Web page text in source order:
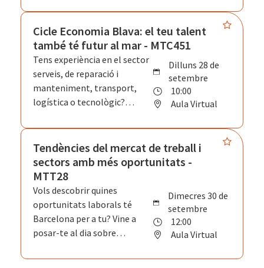
combinarà una presentació
introductòria amb una visita
guiada per les instal·lacions
per entendre el
funcionament d'una drassana
especialitzada que dona
servei a més de 100
embarcacions cada any.
competències cal reforçar
per aprofitar les
oportunitats que la IA està
generant en el mercat de
treball present i futur.
Cicle Economia Blava: el teu talent
també té futur al mar - MTC451
Tens experiència en el sector
serveis, de reparació i
manteniment, transport,
logística o tecnològic?
competències i la teva
experiència poden connectar
amb l'economia blava. A
través de la visió d'empreses i
professionals del sector,
descobriràs tendències,
àmbits d'activitat i
oportunitats de
professional vinculades al
dilluns 28 de
setembre
10:00
Aula Virtual
Tendències del mercat de treball i
sectors amb més oportunitats -
MTT28
Vols descobrir quines
oportunitats laborals té
Barcelona per a tu? Vine a
posar-te al dia sobre
ciutat, els sectors que estan
dimecres 30 de
setembre
12:00
Aula Virtual